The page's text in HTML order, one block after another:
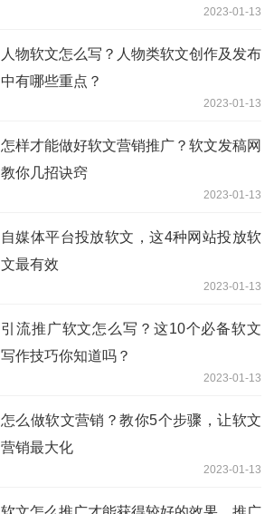
2023-01-13
人物软文怎么写？人物类软文创作及发布
中有哪些重点？
2023-01-13
怎样才能做好软文营销推广？软文发稿网
教你几招诀窍
2023-01-13
自媒体平台投放软文，这4种网站投放软
文最有效
2023-01-13
引流推广软文怎么写？这10个必备软文
写作技巧你知道吗？
2023-01-13
怎么做软文营销？教你5个步骤，让软文
营销最大化
2023-01-13